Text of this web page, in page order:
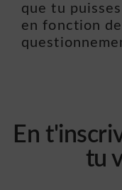
que tu
en fonction
En
tu